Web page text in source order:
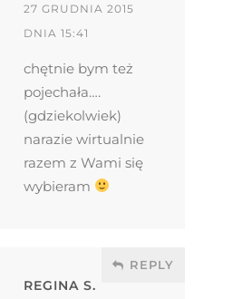
27 GRUDNIA 2015
DNIA 15:41
chętnie bym też
pojechała….
(gdziekolwiek)
narazie wirtualnie
razem z Wami się
wybieram
REGINA S.
REPLY